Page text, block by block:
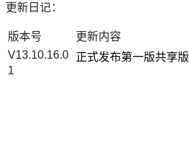
更新日记：
版本号
更新内容
V13.10.16.0
1
正式发布第一版共享版